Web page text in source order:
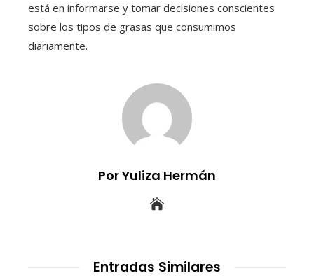
está en informarse y tomar decisiones conscientes
sobre los tipos de grasas que consumimos
diariamente.
Por Yuliza Hermán
Entradas Similares